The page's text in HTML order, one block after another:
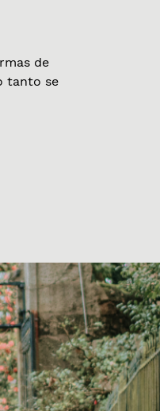
de
tanto se